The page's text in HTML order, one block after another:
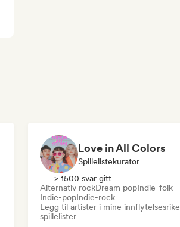
Love in All Colors
Spillelistekurator
> 1500 svar gitt
Alternativ rockDream popIndie-folk
Indie-popIndie-rock
Legg til artister i mine innflytelsesrike
spillelister